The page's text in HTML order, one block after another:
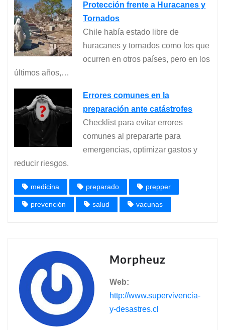
Protección frente a Huracanes y
Tornados
Chile había estado libre de
huracanes y tornados como los que
ocurren en otros países, pero en los
últimos años,…
Errores comunes en la
preparación ante catástrofes
Checklist para evitar errores
comunes al prepararte para
emergencias, optimizar gastos y
reducir riesgos.
medicina preparado prepper
prevención salud vacunas
Morpheuz
Web:
http://www.supervivencia-
y-desastres.cl